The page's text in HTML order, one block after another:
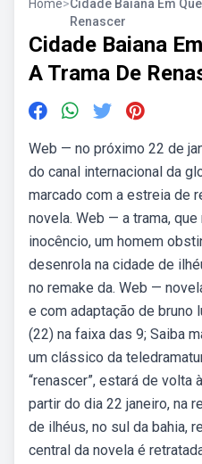
Home>Cidade Baiana Em
Renascer
Cidade Baiana
A Trama De
Web — no próximo 22 de
do canal internacional da
marcado com a estreia de
novela. Web — a trama,
inocêncio, um homem
desenrola na cidade de
no remake da. Web —
e com adaptação de bruno
(22) na faixa das 9; Saiba
um clássico da
“renascer”, estará de
partir do dia 22 janeiro, na
de ilhéus, no sul da bahia,
central da novela é